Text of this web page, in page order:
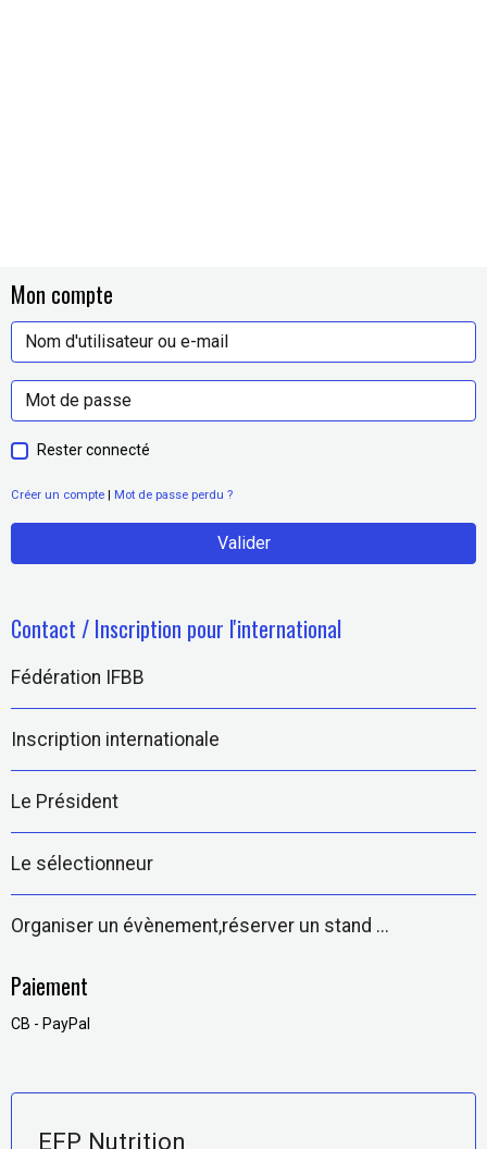
Mon compte
Rester connecté
Créer un compte | Mot de passe perdu ?
Valider
Contact / Inscription pour l'international
Fédération IFBB
Inscription internationale
Le Président
Le sélectionneur
Organiser un évènement,réserver un stand ...
Paiement
CB - PayPal
EFP Nutrition